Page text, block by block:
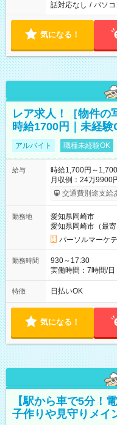
話対応なし / パソ
気になる！
レア求人！［物件の
時給1700円｜未経
アルバイト 職種未経験OK
給与
時給1,700円～
月収例：24万9900円（7h×21日) 日
り） 【試用期間
交通費別途支給
勤務地
愛知県岡崎市
愛知県岡崎市（最寄
パーソルマーケ
勤務時間
930～17:30
実働時間：7時間/
は固定休です／夏
フト！ 残業ほぼナ
特徴 日払いOK
気になる！
【駅から車で5分！
子作りや見守りメイ